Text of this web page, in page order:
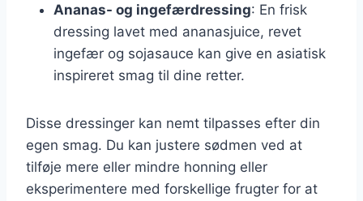
Ananas- og ingefærdressing: En frisk
dressing lavet med ananasjuice, revet
ingefær og sojasauce kan give en asiatisk
inspireret smag til dine retter.
Disse dressinger kan nemt tilpasses efter din
egen smag. Du kan justere sødmen ved at
tilføje mere eller mindre honning eller
eksperimentere med forskellige frugter for at